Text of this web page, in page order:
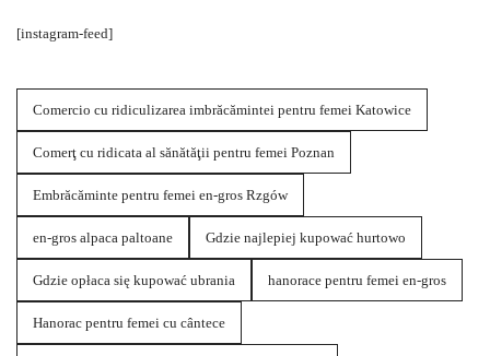
[instagram-feed]
Comercio cu ridiculizarea imbrăcămintei pentru femei Katowice
Comerţ cu ridicata al sănătăţii pentru femei Poznan
Embrăcăminte pentru femei en-gros Rzgów
en-gros alpaca paltoane Gdzie najlepiej kupować hurtowo
Gdzie opłaca się kupować ubrania hanorace pentru femei en-gros
Hanorac pentru femei cu cântece